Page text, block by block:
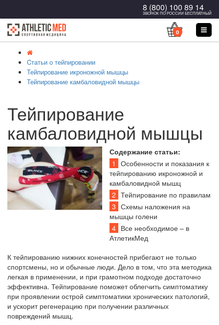
8 (800) 100 89 14
ЗВОНОК ПО РОССИИ БЕСПЛАТНЫЙ
0
Cтатьи о тейпировании
Тейпирование икроножной мышцы
Тейпирование камбаловидной мышцы
Тейпирование
камбаловидной мышцы
Содержание статьи:
1
Особенности и показания к
тейпированию икроножной и
камбаловидной мышц
2 Тейпирование по правилам
3 Схемы наложения на
мышцы голени
4 Все необходимое – в
АтлетикМед
К тейпированию нижних конечностей прибегают не только
спортсмены, но и обычные люди. Дело в том, что эта методика
легкая в применении, и при грамотном подходе достаточно
эффективна. Тейпирование поможет облегчить симптоматику
при проявлении острой симптоматики хронических патологий,
и ускорит регенерацию при получении различных
повреждений мышц.